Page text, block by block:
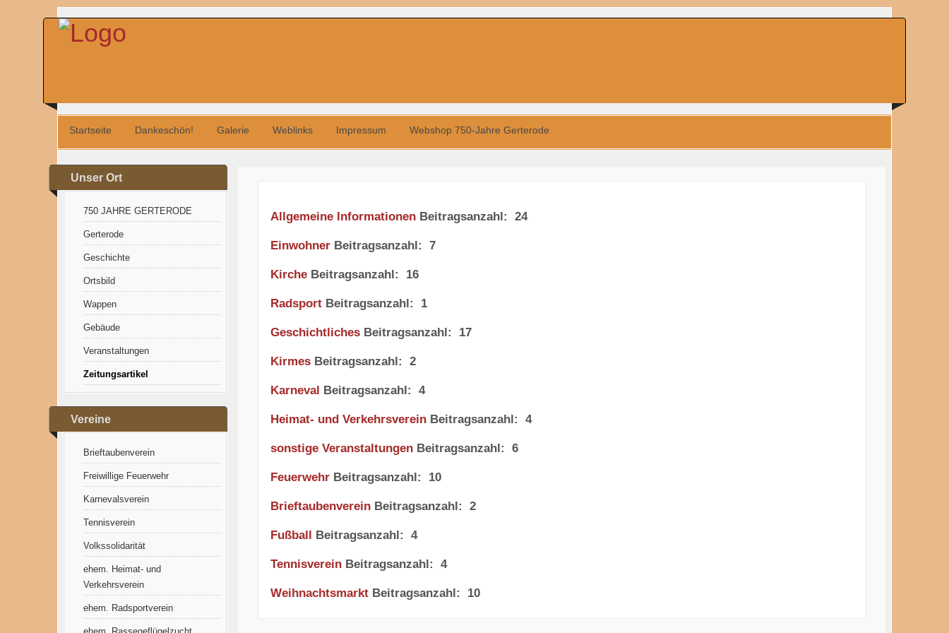
Startseite Dankeschön! Galerie Weblinks Impressum Webshop 750-Jahre Gerterode
Unser Ort
750 JAHRE GERTERODE
Gerterode
Geschichte
Ortsbild
Wappen
Gebäude
Veranstaltungen
Zeitungsartikel
Vereine
Brieftaubenverein
Freiwillige Feuerwehr
Karnevalsverein
Tennisverein
Volkssolidarität
ehem. Heimat- und
Verkehrsverein
ehem. Radsportverein
Allgemeine Informationen Beitragsanzahl: 24
Einwohner Beitragsanzahl: 7
Kirche Beitragsanzahl: 16
Radsport Beitragsanzahl: 1
Geschichtliches Beitragsanzahl: 17
Kirmes Beitragsanzahl: 2
Karneval Beitragsanzahl: 4
Heimat- und Verkehrsverein Beitragsanzahl: 4
sonstige Veranstaltungen Beitragsanzahl: 6
Feuerwehr Beitragsanzahl: 10
Brieftaubenverein Beitragsanzahl: 2
Fußball Beitragsanzahl: 4
Tennisverein Beitragsanzahl: 4
Weihnachtsmarkt Beitragsanzahl: 10